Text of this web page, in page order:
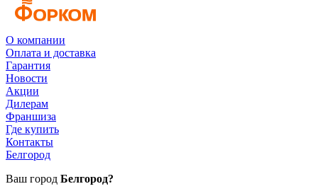
О компании
Оплата и доставка
Гарантия
Новости
Акции
Дилерам
Франшиза
Где купить
Контакты
Белгород
Ваш город Белгород?